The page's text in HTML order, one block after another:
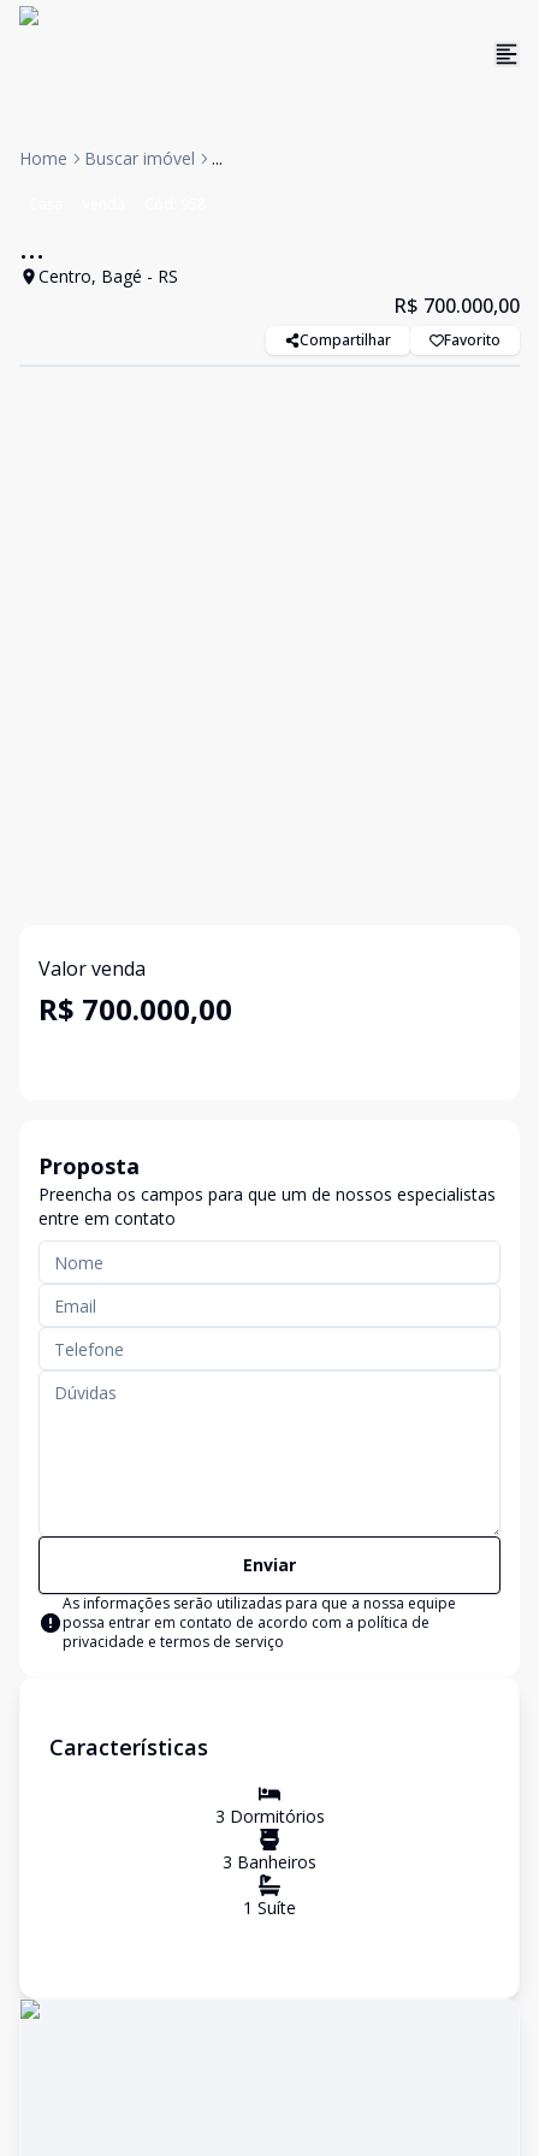
Home Buscar imóvel ...
...
Centro, Bagé - RS
R$ 700.000,00
Compartilhar Favorito
Valor venda
R$ 700.000,00
Proposta
Preencha os campos para que um de nossos especialistas
entre em contato
Enviar
As informações serão utilizadas para que a nossa equipe
possa entrar em contato de acordo com a política de
privacidade e termos de serviço
Características
3 Dormitórios
3 Banheiros
1 Suíte